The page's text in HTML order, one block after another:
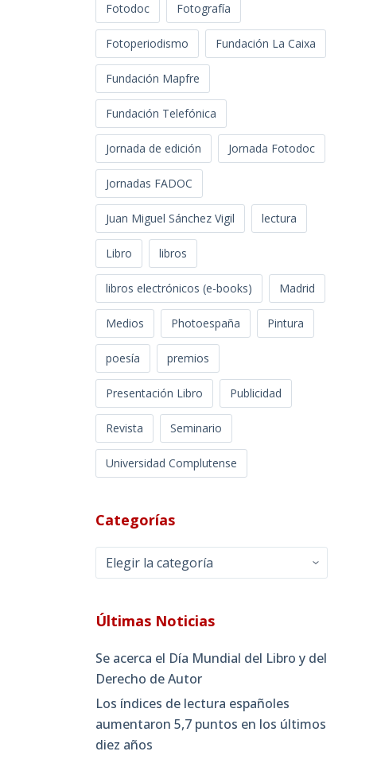
Fotodoc
Fotografía
Fotoperiodismo Fundación La Caixa
Fundación Mapfre
Fundación Telefónica
Jornada de edición Jornada Fotodoc
Jornadas FADOC
Juan Miguel Sánchez Vigil lectura
Libro libros
libros electrónicos (e-books) Madrid
Medios Photoespaña Pintura
poesía premios
Presentación Libro Publicidad
Revista Seminario
Universidad Complutense
Categorías
Categorías
Últimas Noticias
Se acerca el Día Mundial del Libro y del
Derecho de Autor
Los índices de lectura españoles
aumentaron 5,7 puntos en los últimos
diez años